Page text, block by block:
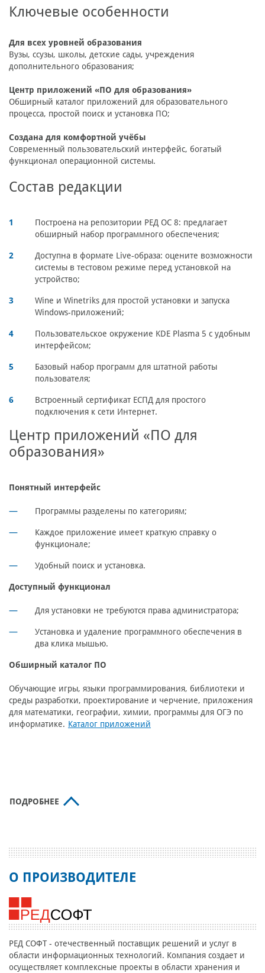
Ключевые особенности
Для всех уровней образования
Вузы, ссузы, школы, детские сады, учреждения
дополнительного образования;
Центр приложений «ПО для образования»
Обширный каталог приложений для образовательного
процесса, простой поиск и установка ПО;
Создана для комфортной учёбы
Современный пользовательский интерфейс, богатый
функционал операционной системы.
Состав редакции
Построена на репозитории РЕД ОС 8: предлагает
обширный набор программного обеспечения;
Доступна в формате Live-образа: оцените возможности
системы в тестовом режиме перед установкой на
устройство;
Wine и Winetriks для простой установки и запуска
Windows-приложений;
Пользовательское окружение KDE Plasma 5 с удобным
интерфейсом;
Базовый набор программ для штатной работы
пользователя;
Встроенный сертификат ЕСПД для простого
подключения к сети Интернет.
Центр приложений «ПО для
образования»
Понятный интерфейс
Программы разделены по категориям;
Каждое приложение имеет краткую справку о
функционале;
Удобный поиск и установка.
Доступный функционал
Для установки не требуются права администратора;
Установка и удаление программного обеспечения в
два клика мышью.
Обширный каталог ПО
Обучающие игры, языки программирования, библиотеки и
среды разработки, проектирование и черчение, приложения
для математики, географии, химии, программы для ОГЭ по
информатике. Каталог приложений
ПОДРОБНЕЕ
О ПРОИЗВОДИТЕЛЕ
РЕД СОФТ - отечественный поставщик решений и услуг в
области информационных технологий. Компания создает и
осуществляет комплексные проекты в области хранения и